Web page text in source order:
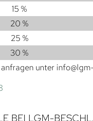
15 %
20 %
25 %
30 %
unter
BEI LGM-